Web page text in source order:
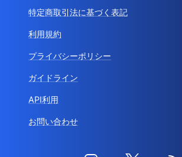
特定商取引法に基づく表記
利用規約
プライバシーポリシー
ガイドライン
API利用
お問い合わせ